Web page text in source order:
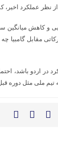
عملکرد اخیر،
و کاهش
مقابل گامبیا
در اردو باشد،
۴ دروازه‌بان راهی جام